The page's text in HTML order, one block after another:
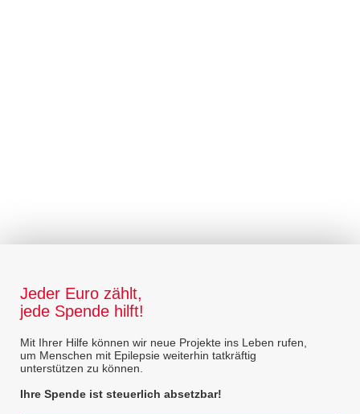
Jeder Euro zählt,
jede Spende hilft!
Mit Ihrer Hilfe können wir neue Projekte ins Leben rufen,
um Menschen mit Epilepsie weiterhin tatkräftig
unterstützen zu können.
Ihre Spende ist steuerlich absetzbar!